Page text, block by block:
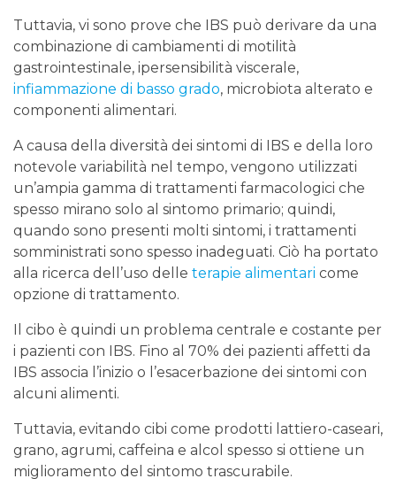
Tuttavia, vi sono prove che IBS può derivare da una
combinazione di cambiamenti di motilità
gastrointestinale, ipersensibilità viscerale,
infiammazione di basso grado, microbiota alterato e
componenti alimentari.
A causa della diversità dei sintomi di IBS e della loro
notevole variabilità nel tempo, vengono utilizzati
un’ampia gamma di trattamenti farmacologici che
spesso mirano solo al sintomo primario; quindi,
quando sono presenti molti sintomi, i trattamenti
somministrati sono spesso inadeguati. Ciò ha portato
alla ricerca dell’uso delle terapie alimentari come
opzione di trattamento.
Il cibo è quindi un problema centrale e costante per
i pazienti con IBS. Fino al 70% dei pazienti affetti da
IBS associa l’inizio o l’esacerbazione dei sintomi con
alcuni alimenti.
Tuttavia, evitando cibi come prodotti lattiero-caseari,
grano, agrumi, caffeina e alcol spesso si ottiene un
miglioramento del sintomo trascurabile.